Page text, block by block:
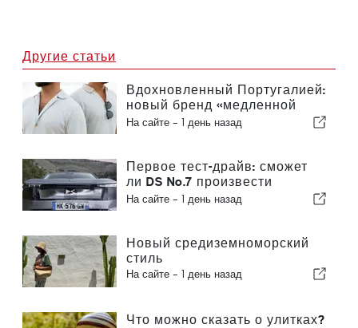
Другие статьи
Вдохновленный Португалией:
новый бренд «медленной
моды» VEMANO
На сайте - 1 день назад
Первое тест-драйв: сможет
ли DS No.7 произвести
прорыв в сегменте
На сайте - 1 день назад
Новый средиземноморский
стиль
На сайте - 1 день назад
Что можно сказать о улитках?